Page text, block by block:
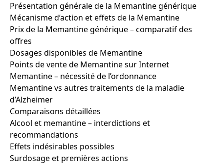
Présentation générale de la Memantine générique
Mécanisme d’action et effets de la Memantine
Prix de la Memantine générique – comparatif des
offres
Dosages disponibles de Memantine
Points de vente de Memantine sur Internet
Memantine – nécessité de l’ordonnance
Memantine vs autres traitements de la maladie
d’Alzheimer
Comparaisons détaillées
Alcool et memantine – interdictions et
recommandations
Effets indésirables possibles
Surdosage et premières actions